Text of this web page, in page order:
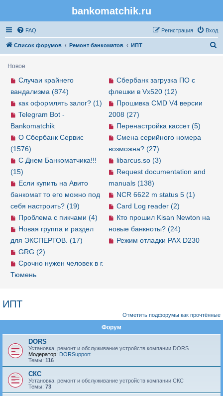
bankomatchik.ru
FAQ Вход
Регистрация
Список форумов Ремонт банкоматов ИПТ
Новое
Сбербанк загрузка ПО с
флешки в Vx520 (12)
Прошивка CMD V4 версии
2008 (27)
Перенастройка кассет (5)
Смена серийного номера
возможна? (27)
libarcus.so (3)
Request documentation and
manuals (138)
NCR 6622 m status 5 (1)
Card Log reader (2)
Кто прошил Kisan Newton на
новые банкноты? (24)
Режим отладки PAX D230
Случаи крайнего
вандализма (874)
как оформлять залог? (1)
Telegram Bot -
Bankomatchik
О Сбербанк Сервис
(1576)
С Днем Банкоматчика!!!
(15)
Если купить на Авито
банкомат то его можно под
себя настроить? (19)
Проблема с пикчами (4)
Новая группа и раздел
для ЭКСПЕРТОВ. (17)
GRG (2)
Срочно нужен человек в г.
Тюмень
ИПТ
Отметить подфорумы как прочтённые
Форум
DORS
Установка, ремонт и обслуживание устройств компании DORS
Модератор: DORSupport
Темы: 116
СКС
Установка, ремонт и обслуживание устройств компании СКС
Темы: 73